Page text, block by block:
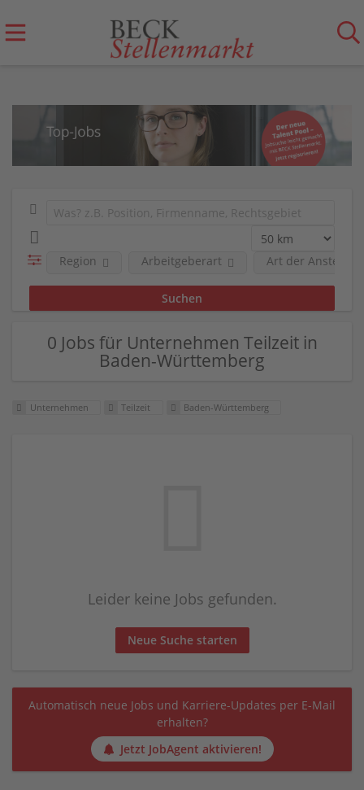
Region Arbeitgeberart Art der
0 Jobs für Unternehmen Teilzeit in
Baden-Württemberg
Unternehmen Teilzeit Baden-Württemberg
Leider keine Jobs gefunden.
Neue Suche starten
Automatisch neue Jobs und Karriere-Updates per E-Mail
erhalten?
Jetzt JobAgent aktivieren!